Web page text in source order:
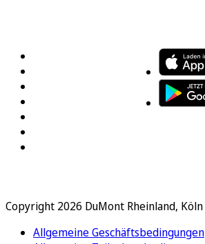
Copyright 2026 DuMont Rheinland, Köln
Allgemeine Geschäftsbedingungen